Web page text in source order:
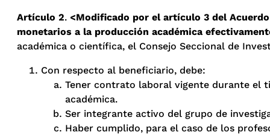
Artículo 2. <Modificado por el artículo 3 del
monetarios a la producción académica
académica o científica, el Consejo Seccional de
Con respecto al beneficiario, debe:
Tener contrato laboral vigente durante el
académica.
Ser integrante activo del grupo de
Haber cumplido, para el caso de los